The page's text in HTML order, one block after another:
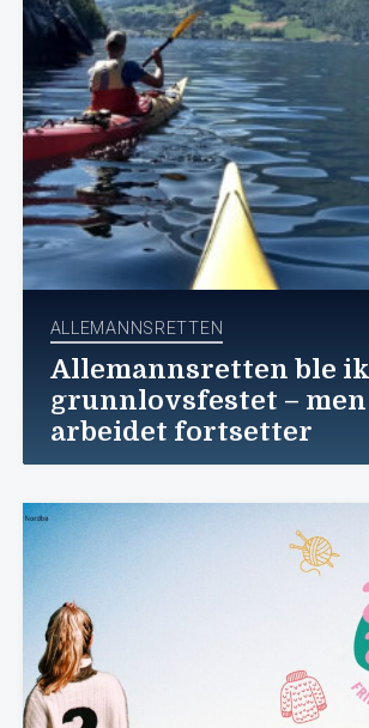
ALLEMANNSRETTEN
Allemannsretten ble
grunnlovsfestet – men
arbeidet fortsetter